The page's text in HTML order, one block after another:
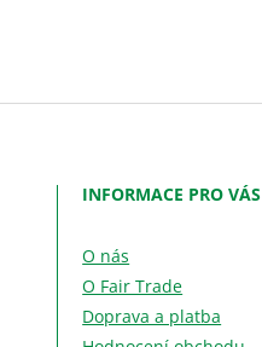
INFORMACE PRO VÁS
O nás
O Fair Trade
Doprava a platba